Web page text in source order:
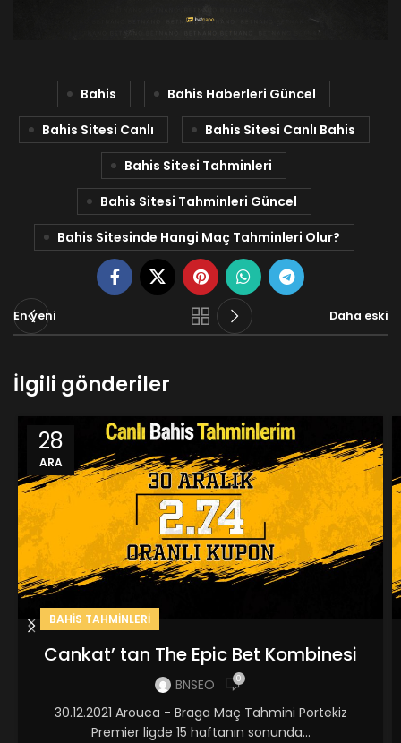
Bahis
Bahis Haberleri Güncel
Bahis Sitesi Canlı
Bahis Sitesi Canlı Bahis
Bahis Sitesi Tahminleri
Bahis Sitesi Tahminleri Güncel
Bahis Sitesinde Hangi Maç Tahminleri Olur?
En yeni Daha eski
İlgili gönderiler
28
ARA
BAHIS TAHMINLERI
Cankat’ tan The Epic Bet Kombinesi
BNSEO 0
30.12.2021 Arouca - Braga Maç Tahmini Portekiz
Premier ligde 15 haftanın sonunda...